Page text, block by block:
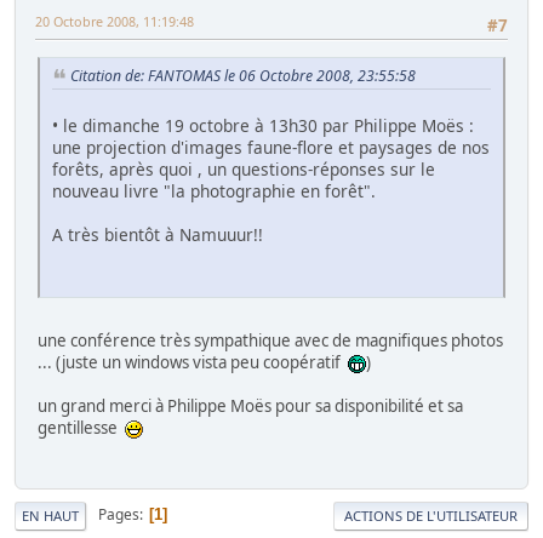
#7
20 Octobre 2008, 11:19:48
Citation de: FANTOMAS le 06 Octobre 2008, 23:55:58
• le dimanche 19 octobre à 13h30 par Philippe Moës :
une projection d'images faune-flore et paysages de nos
forêts, après quoi , un questions-réponses sur le
nouveau livre "la photographie en forêt".
A très bientôt à Namuuur!!
une conférence très sympathique avec de magnifiques photos
... (juste un windows vista peu coopératif
)
un grand merci à Philippe Moës pour sa disponibilité et sa
gentillesse
EN HAUT Pages 1 ACTIONS DE L'UTILISATEUR